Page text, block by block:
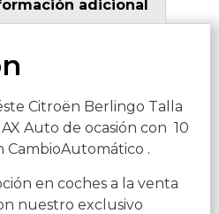
adicional
Citroën Berlingo Talla
Auto de ocasión con 10
CambioAutomático .
en coches a la venta
nuestro exclusivo